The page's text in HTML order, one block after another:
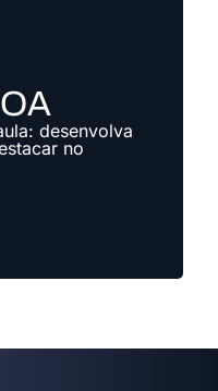
desenvolva
no